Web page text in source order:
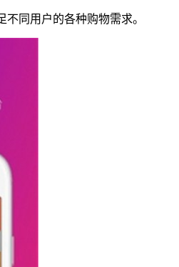
同用户的各种购物需求。